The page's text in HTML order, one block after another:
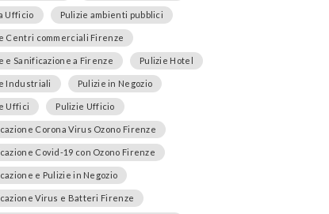
Ufficio Pulizie ambienti pubblici
Centri commerciali Firenze
e Sanificazione a Firenze Pulizie Hotel
Industriali Pulizie in Negozio
Uffici Pulizie Ufficio
Corona Virus Ozono Firenze
Covid-19 con Ozono Firenze
e Pulizie in Negozio
Virus e Batteri Firenze